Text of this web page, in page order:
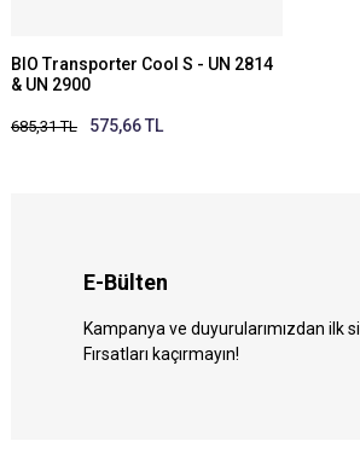
BIO Transporter Cool S - UN 2814
& UN 2900
685,31 TL 575,66 TL
E-Bülten
Kampanya ve duyurularımızdan ilk
Fırsatları kaçırmayın!